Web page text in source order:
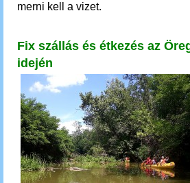
merni kell a vizet.
Fix szállás és étkezés az
idején